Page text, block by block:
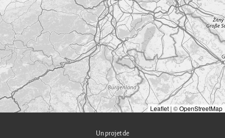
Leaflet | ©OpenStreetMap
Un projet de